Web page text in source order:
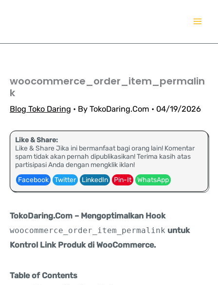
woocommerce_order_item_permalin
k
Blog Toko Daring • By TokoDaring.Com • 04/19/2026
Like & Share:
Like & Share Jika ini bermanfaat bagi orang lain! Komentar
spam tidak akan pernah dipublikasikan! Terima kasih atas
partisipasi Anda dengan mengklik iklan!
Facebook
Twitter LinkedIn Pin-It WhatsApp
TokoDaring.Com – Mengoptimalkan Hook
woocommerce_order_item_permalink untuk
Kontrol Link Produk di WooCommerce.
Table of Contents